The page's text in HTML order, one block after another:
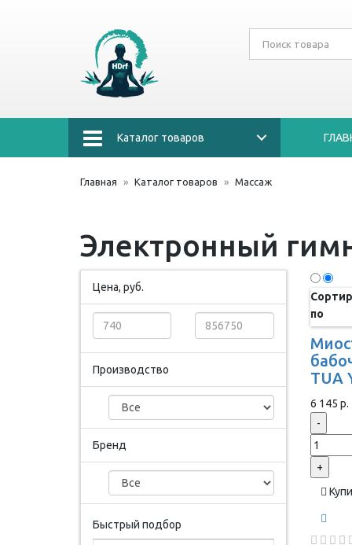
Каталог товаров
Главная Каталог товаров Массаж
Электронный
Цена, руб.
Производство
Бренд
Быстрый подбор
по
TUA
6 145 р.
-
+